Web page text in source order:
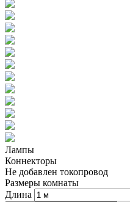
Лампы
Коннекторы
Не добавлен токопровод
Размеры комнаты
Длина